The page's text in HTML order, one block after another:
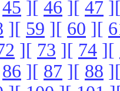
45 ][ 46 ][ 47
][ 59 ][ 60 ][
][ 73 ][ 74 ][
86 ][ 87 ][ 88